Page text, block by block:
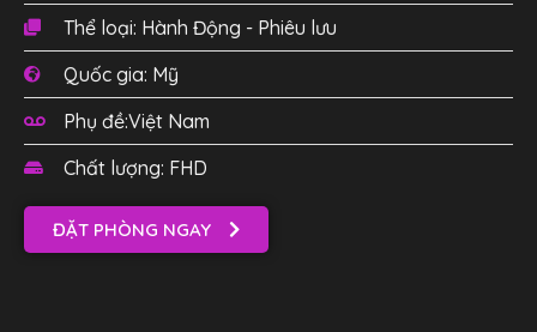
Thể loại: Hành Động - Phiêu lưu
Quốc gia: Mỹ
Phụ đề:Việt Nam
Chất lượng: FHD
ĐẶT PHÒNG NGAY